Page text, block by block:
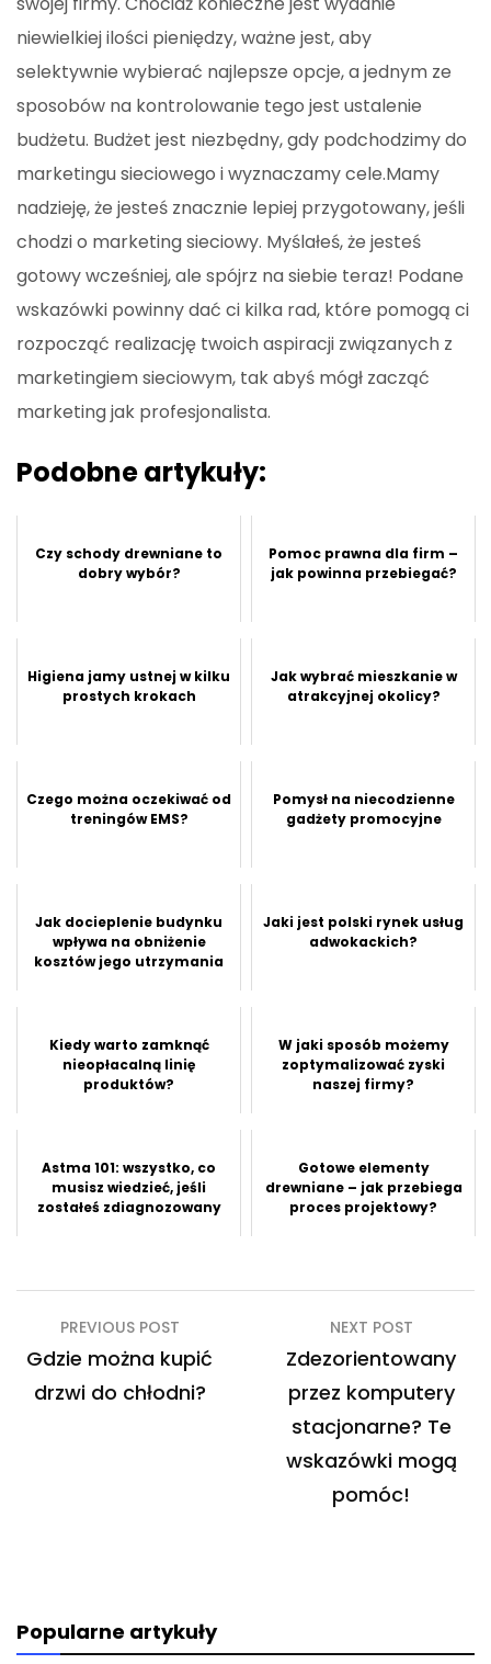
niewielkiej ilości pieniędzy, ważne jest, aby
selektywnie wybierać najlepsze opcje, a jednym ze
sposobów na kontrolowanie tego jest ustalenie
budżetu. Budżet jest niezbędny, gdy podchodzimy do
marketingu sieciowego i wyznaczamy cele.Mamy
nadzieję, że jesteś znacznie lepiej przygotowany, jeśli
chodzi o marketing sieciowy. Myślałeś, że jesteś
gotowy wcześniej, ale spójrz na siebie teraz! Podane
wskazówki powinny dać ci kilka rad, które pomogą ci
rozpocząć realizację twoich aspiracji związanych z
marketingiem sieciowym, tak abyś mógł zacząć
marketing jak profesjonalista.
Podobne artykuły:
Czy schody drewniane to
dobry wybór?
Pomoc prawna dla firm –
jak powinna przebiegać?
Higiena jamy ustnej w kilku
prostych krokach
Jak wybrać mieszkanie w
atrakcyjnej okolicy?
Czego można oczekiwać od
treningów EMS?
Pomysł na niecodzienne
gadżety promocyjne
Jak docieplenie budynku
wpływa na obniżenie
kosztów jego utrzymania
Jaki jest polski rynek usług
adwokackich?
Kiedy warto zamknąć
nieopłacalną linię
produktów?
W jaki sposób możemy
zoptymalizować zyski
naszej firmy?
Astma 101: wszystko, co
musisz wiedzieć, jeśli
zostałeś zdiagnozowany
Gotowe elementy
drewniane – jak przebiega
proces projektowy?
Nawigacja
wpisu
PREVIOUS POST
Gdzie można kupić
drzwi do chłodni?
NEXT POST
Zdezorientowany
przez komputery
stacjonarne? Te
wskazówki mogą
pomóc!
Popularne artykuły